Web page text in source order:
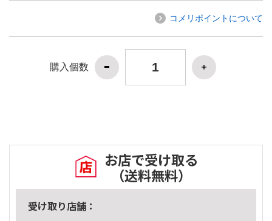
コメリポイントについて
購入個数
お店で受け取る
（送料無料）
受け取り店舗：